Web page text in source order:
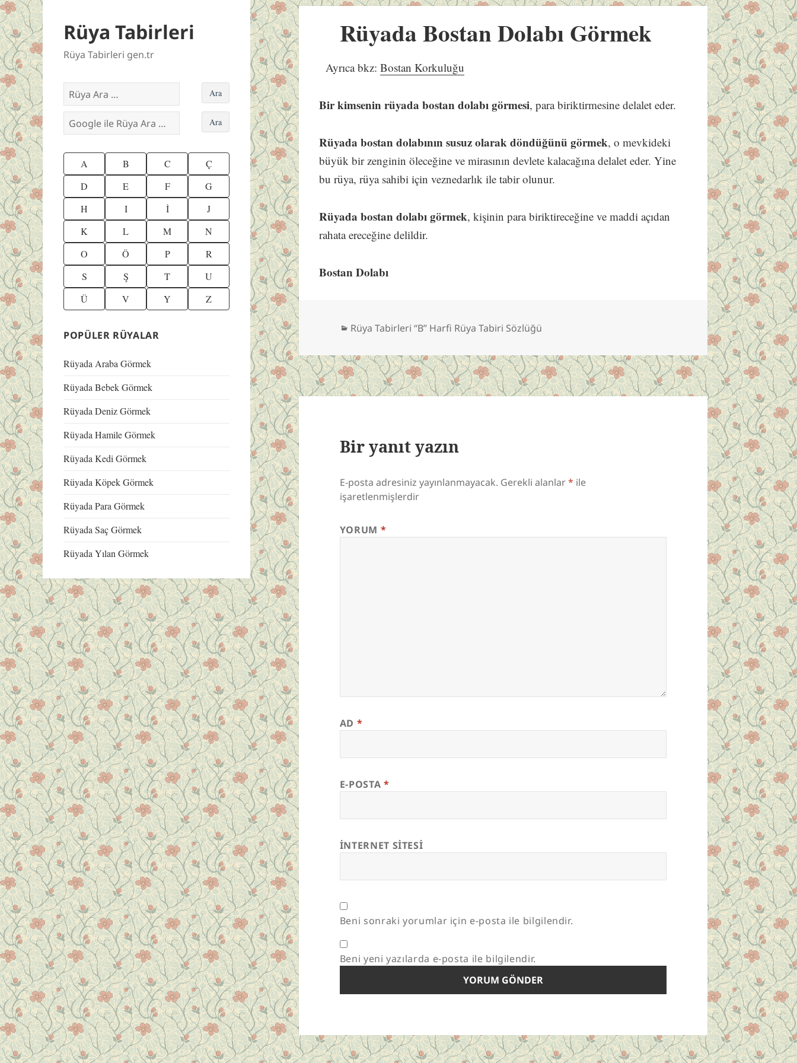
Rüya Tabirleri
Rüya Tabirleri gen.tr
A B C
Ç
D
E F
G
H
I İ
J
K
L M
N
O
Ö P
R
S
Ş T
U
Ü
V Y Z
POPÜLER RÜYALAR
Rüyada Araba Görmek
Rüyada Bebek Görmek
Rüyada Deniz Görmek
Rüyada Hamile Görmek
Rüyada Kedi Görmek
Rüyada Köpek Görmek
Rüyada Para Görmek
Rüyada Saç Görmek
Rüyada Yılan Görmek
Rüyada Bostan Dolabı Görmek
Ayrıca bkz:Bostan Korkuluğu
Bir kimsenin rüyada bostan dolabı görmesi, para biriktirmesine delalet eder.
Rüyada bostan dolabının susuz olarak döndüğünü görmek, o mevkideki
büyük bir zenginin öleceğine ve mirasının devlete kalacağına delalet eder. Yine
bu rüya, rüya sahibi için veznedarlık ile tabir olunur.
Rüyada bostan dolabı görmek, kişinin para biriktireceğine ve maddi açıdan
rahata ereceğine delildir.
Bostan Dolabı
Kategoriler
Rüya Tabirleri “B” Harfi Rüya Tabiri Sözlüğü
Bir yanıt yazın
E-posta adresiniz yayınlanmayacak. Gerekli alanlar* ile
işaretlenmişlerdir
YORUM *
AD *
E-POSTA *
İNTERNET SITESI
Beni sonraki yorumlar için e-posta ile bilgilendir.
Beni yeni yazılarda e-posta ile bilgilendir.